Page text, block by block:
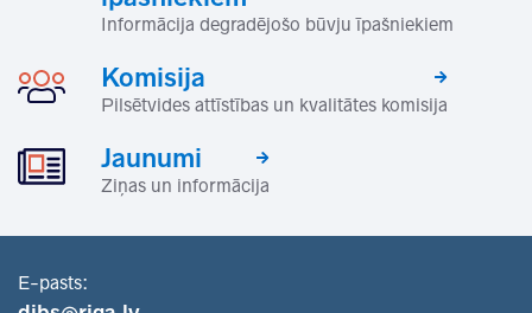
Informācija degradējošo būvju īpašniekiem
Komisija
Pilsētvides attīstības un kvalitātes komisija
Jaunumi
Ziņas un informācija
E-pasts: